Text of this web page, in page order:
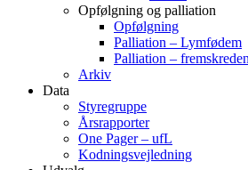
Opfølgning og palliation
Opfølgning
Palliation – Lymfødem
Palliation –
Arkiv
Data
Styregruppe
Årsrapporter
One Pager – ufL
Kodningsvejledning